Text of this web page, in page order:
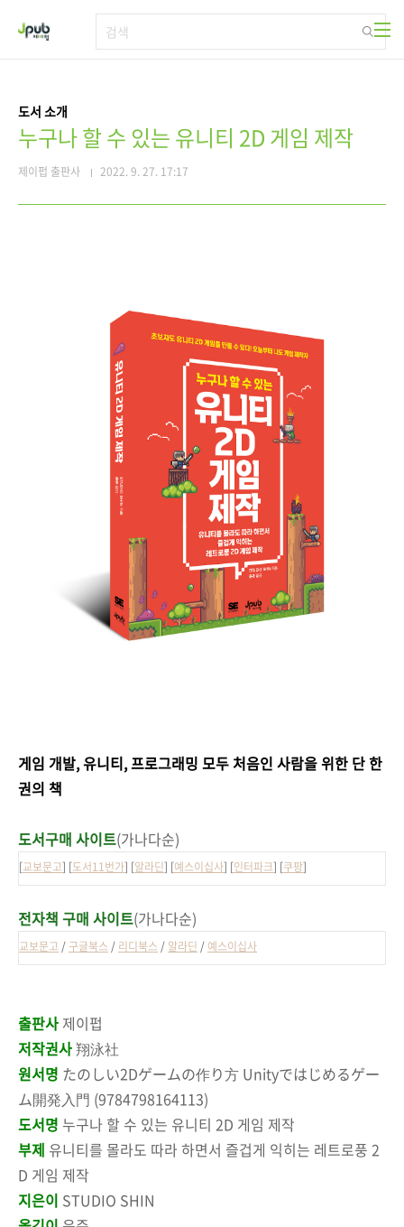
도서 소개
누구나 할 수 있는 유니티 2D 게임 제작
제이펍 출판사 2022. 9. 27. 17:17
게임 개발, 유니티, 프로그래밍 모두 처음인 사람을 위한 단 한
권의 책
도서구매 사이트(가나다순)
[교보문고] [도서11번가] [알라딘] [예스이십사] [인터파크] [쿠팡]
전자책 구매 사이트(가나다순)
교보문고 /구글북스 / 리디북스 / 알라딘 / 예스이십사
출판사 제이펍
저작권사翔泳社
원서명 たのしい2Dゲームの作り方 Unityではじめるゲー
ム開発入門 (9784798164113)
도서명 누구나 할 수 있는 유니티 2D 게임 제작
부제 유니티를 몰라도 따라 하면서 즐겁게 익히는 레트로풍 2
D 게임 제작
지은이 STUDIO SHIN